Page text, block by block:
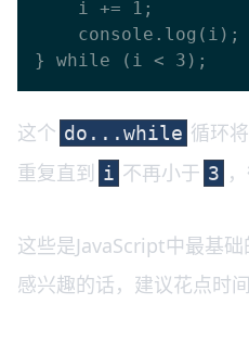
这个 do...while 循环
重复直到 i 不再小于 3
这些是JavaScript中最基
感兴趣的话，建议花点时